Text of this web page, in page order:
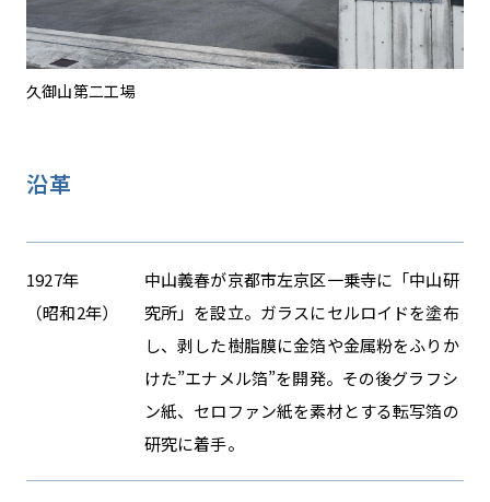
久御山第二工場
沿革
1927年
（昭和2年）
中山義春が京都市左京区一乗寺に「中山研
究所」を設立。ガラスにセルロイドを塗布
し、剥した樹脂膜に金箔や金属粉をふりか
けた”エナメル箔”を開発。その後グラフシ
ン紙、セロファン紙を素材とする転写箔の
研究に着手。